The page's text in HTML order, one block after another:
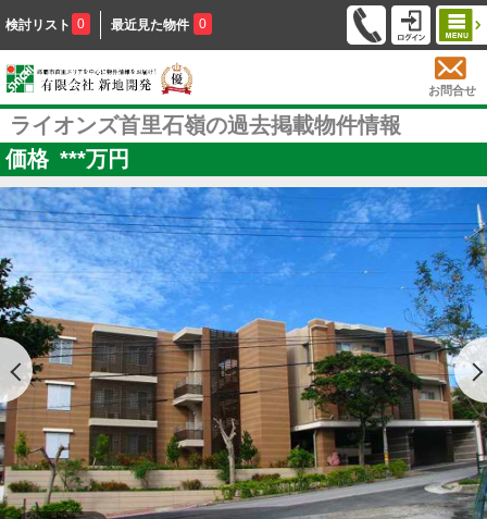
検討リスト 0 最近見た物件 0
お問合せ
ライオンズ首里石嶺の過去掲載物件情報
価格 ***万円